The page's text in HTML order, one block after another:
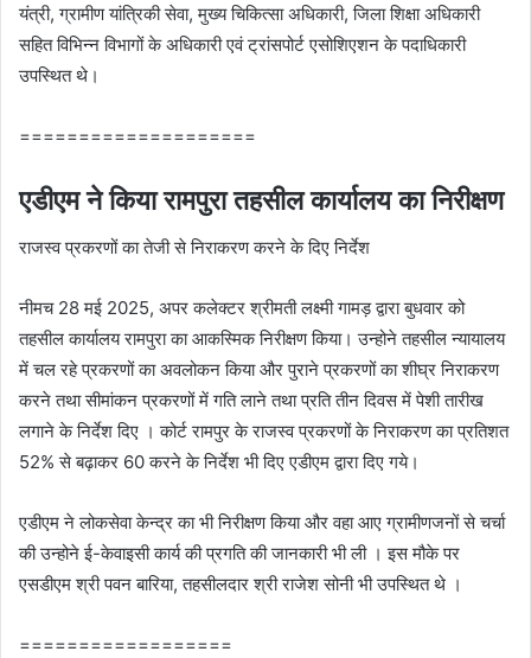
यंत्री, ग्रामीण यांत्रिकी सेवा, मुख्य चिकित्सा अधिकारी, जिला शिक्षा अधिकारी
सहित विभिन्न विभागों के अधिकारी एवं ट्रांसपोर्ट एसोशिएशन के पदाधिकारी
उपस्थित थे।
====================
एडीएम ने किया रामपुरा तहसील कार्यालय का निरीक्षण
राजस्‍व प्रकरणों का तेजी से निराकरण करने के दिए निर्देश
नीमच 28 मई 2025, अपर कलेक्टर श्रीमती लक्ष्मी गामड़ द्वारा बुधवार को
तहसील कार्यालय रामपुरा का आकस्मिक निरीक्षण किया। उन्‍होने तहसील न्‍यायालय
में चल रहे प्रकरणों का अवलोकन किया और पुराने प्रकरणों का शीघ्र निराकरण
करने तथा सीमांकन प्रकरणों में गति लाने तथा प्रति तीन दिवस में पेशी तारीख
लगाने के निर्देश दिए । कोर्ट रामपुर के राजस्‍व प्रकरणों के निराकरण का प्रतिशत
52% से बढ़ाकर 60 करने के निर्देश भी दिए एडीएम द्वारा दिए गये।
एडीएम ने लोकसेवा केन्‍द्र का भी निरीक्षण किया और वहा आए ग्रामीणजनों से चर्चा
की उन्‍होने ई-केवाइसी कार्य की प्रगति की जानकारी भी ली । इस मौके पर
एसडीएम श्री पवन बारिया, तहसीलदार श्री राजेश सोनी भी उपस्थित थे ।
==================